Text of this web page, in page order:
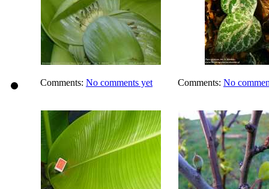
Comments: No comments yet Comments: No